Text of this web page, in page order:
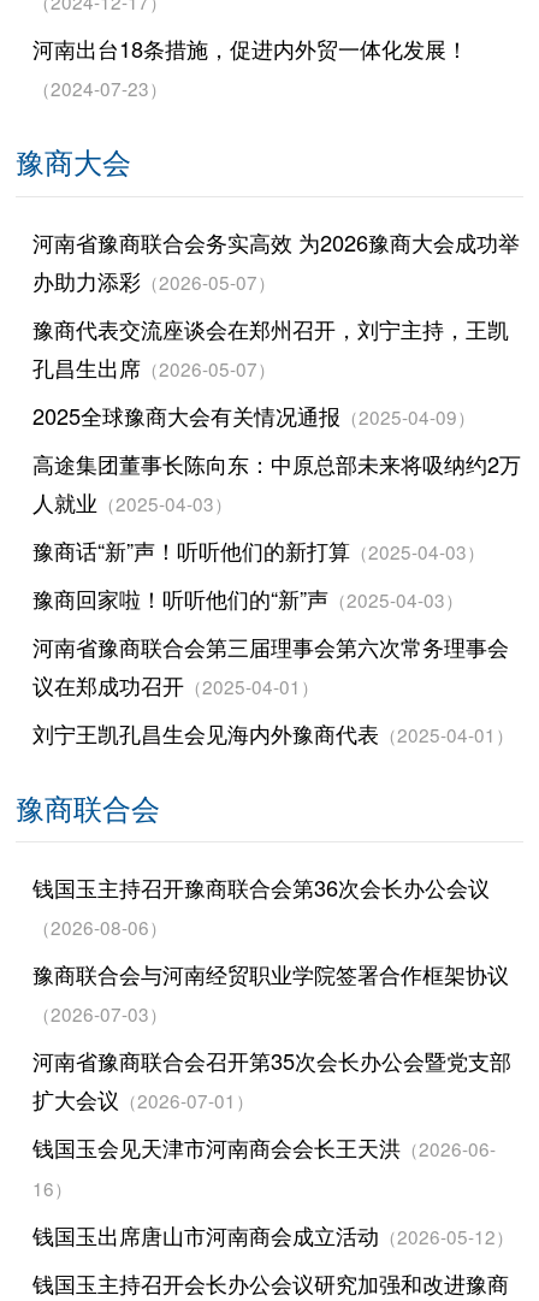
河南出台18条措施，促进内外贸一体化发展！
（2024-07-23）
豫商大会
河南省豫商联合会务实高效 为2026豫商大会成功举
办助力添彩（2026-05-07）
豫商代表交流座谈会在郑州召开，刘宁主持，王凯
孔昌生出席（2026-05-07）
2025全球豫商大会有关情况通报 （2025-04-09）
高途集团董事长陈向东：中原总部未来将吸纳约2万
人就业 （2025-04-03）
豫商话“新”声！听听他们的新打算（2025-04-03）
豫商回家啦！听听他们的“新”声（2025-04-03）
河南省豫商联合会第三届理事会第六次常务理事会
议在郑成功召开（2025-04-01）
刘宁王凯孔昌生会见海内外豫商代表 （2025-04-01）
豫商联合会
钱国玉主持召开豫商联合会第36次会长办公会议
（2026-08-06）
豫商联合会与河南经贸职业学院签署合作框架协议
（2026-07-03）
河南省豫商联合会召开第35次会长办公会暨党支部
扩大会议 （2026-07-01）
钱国玉会见天津市河南商会会长王天洪（2026-06-
16）
钱国玉出席唐山市河南商会成立活动 （2026-05-12）
钱国玉主持召开会长办公会议研究加强和改进豫商